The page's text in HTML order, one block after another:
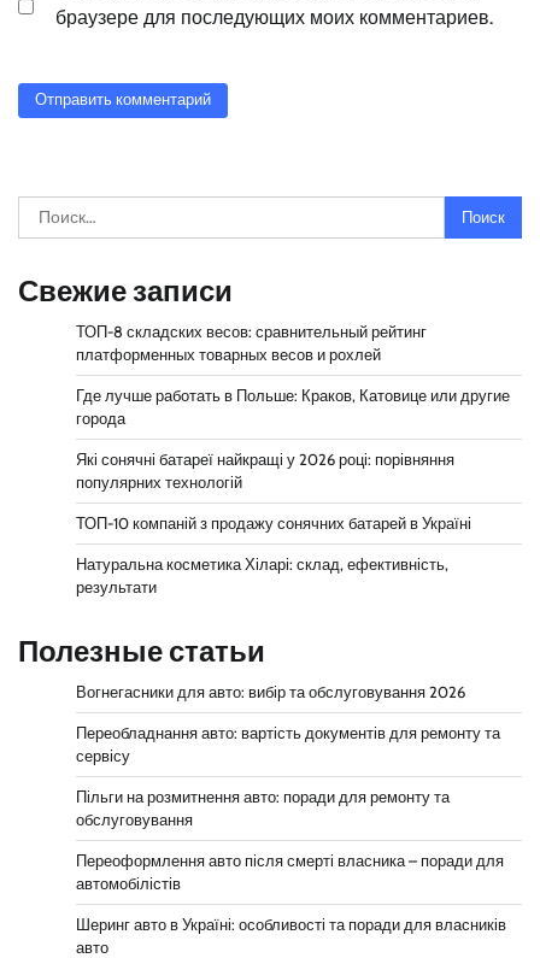
браузере для последующих моих комментариев.
Найти:
Свежие записи
ТОП-8 складских весов: сравнительный рейтинг
платформенных товарных весов и рохлей
Где лучше работать в Польше: Краков, Катовице или другие
города
Які сонячні батареї найкращі у 2026 році: порівняння
популярних технологій
ТОП-10 компаній з продажу сонячних батарей в Україні
Натуральна косметика Хіларі: склад, ефективність,
результати
Полезные статьи
Вогнегасники для авто: вибір та обслуговування 2026
Переобладнання авто: вартість документів для ремонту та
сервісу
Пільги на розмитнення авто: поради для ремонту та
обслуговування
Переоформлення авто після смерті власника – поради для
автомобілістів
Шеринг авто в Україні: особливості та поради для власників
авто